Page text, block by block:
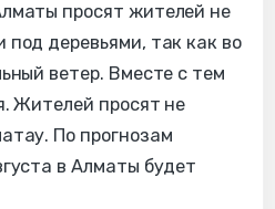
просят жителей не
под деревьями, так как во
ветер. Вместе с тем
Жителей просят не
По прогнозам
в Алматы будет